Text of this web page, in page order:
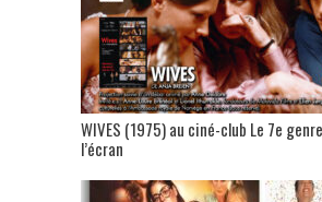
WIVES (1975) au ciné-club Le 7e
l’écran